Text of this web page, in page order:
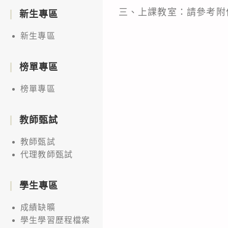
三、上課教室：請參考
新生專區
新生專區
榜單專區
榜單專區
教師甄試
教師甄試
代理教師甄試
學生專區
成績缺曠
學生學習歷程檔案